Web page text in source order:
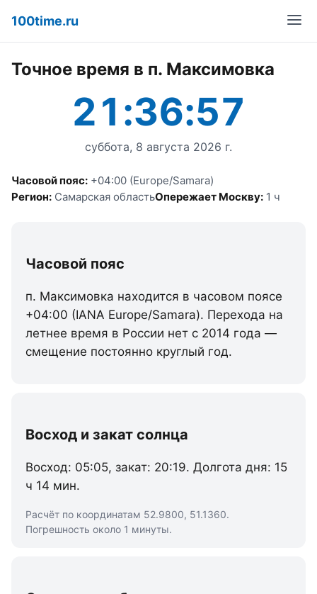
100time.ru
Точное время в п. Максимовка
21:36:57
суббота, 8 августа 2026 г.
Часовой пояс: +04:00 (Europe/Samara)
Регион: Самарская областьОпережает Москву: 1 ч
Часовой пояс
п. Максимовка находится в часовом поясе
+04:00 (IANA Europe/Samara). Перехода на
летнее время в России нет с 2014 года —
смещение постоянно круглый год.
Восход и закат солнца
Восход: 05:05, закат: 20:19. Долгота дня: 15
ч 14 мин.
Расчёт по координатам 52.9800, 51.1360.
Погрешность около 1 минуты.